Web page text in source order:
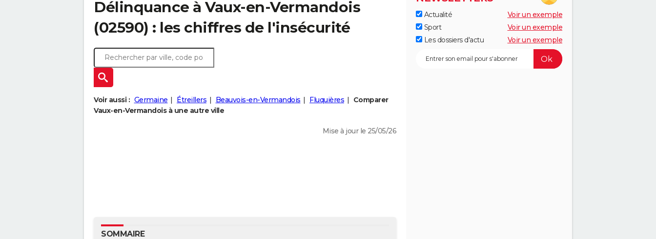
Délinquance à Vaux-en-Vermandois
(02590) : les chiffres de l'insécurité
Voir aussi : Germaine Étreillers Beauvois-en-Vermandois Fluquières
Comparer
Vaux-en-Vermandois à une autre ville
Mise à jour le 25/05/26
SOMMAIRE
Actualité
Voir un exemple
Sport
Voir un exemple
Les dossiers d'actu
Voir un exemple